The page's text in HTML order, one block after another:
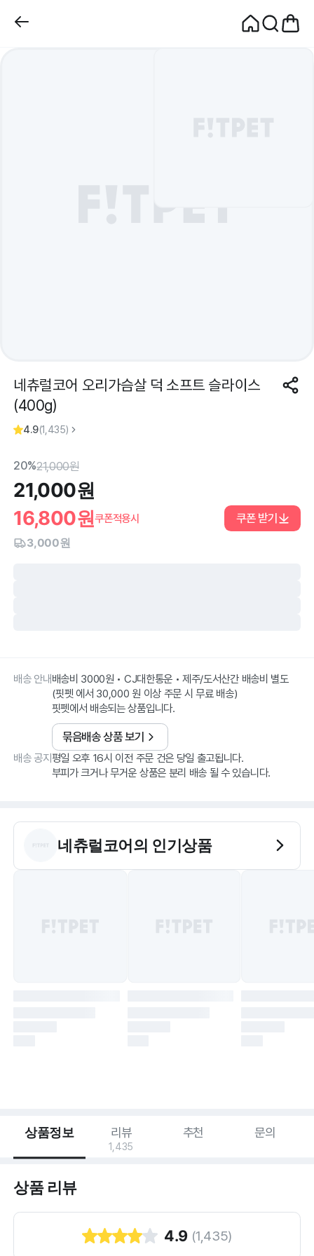
네츄럴코어 오리가슴살 덕 소프트 슬라이스
(400g)
4.9(1,435)
20%21,000원
21,000원
16,800원쿠폰적용시 쿠폰 받기
3,000원
배송 안내배송비 3000원 • CJ대한통운 • 제주/도서산간 배송비 별도
(핏펫 에서 30,000 원 이상 주문 시 무료 배송)
핏펫에서 배송되는 상품입니다.
묶음배송 상품 보기
배송 공지 평일 오후 16시 이전 주문 건은 당일 출고됩니다.
부피가 크거나 무거운 상품은 분리 배송 될 수 있습니다.
네츄럴코어의 인기상품
상품정보 리뷰
1,435
추천 문의
상품 리뷰
4.9 (1,435)